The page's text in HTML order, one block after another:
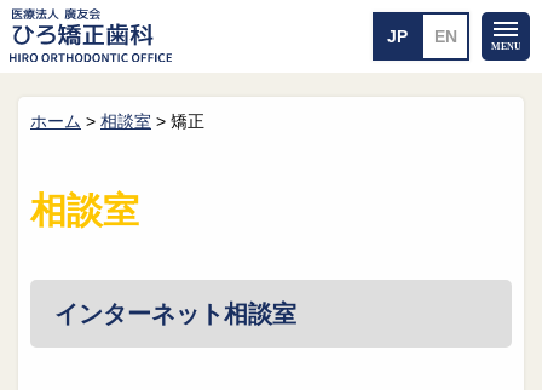
ホーム
院長紹介
ホーム > 相談室 > 矯正
相談室
インターネット相談室